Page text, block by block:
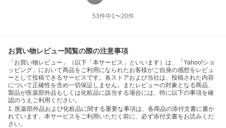
53件中1〜20件
お買い物レビュー閲覧の際の注意事項
「お買い物レビュー」（以下「本サービス」といいます）は、「Yahoo!ショ
ッピング」において商品をご利用になられたお客様がご自身の感想をレビュ
ーとして投稿できるサービスです。各ストアおよび当社は、投稿された内容
について正確性を含め一切保証しません。またレビューの対象となる商品、
製品が医薬部外品もしくは化粧品に該当する場合には、特に以下の事項を確
認のうえご利用ください。
1. 医薬部外品および化粧品に関する重要な事項は、各商品の添付文書に書か
れています。本サービスをご利用いただく前に、必ず添付文書をお読みくだ
さい。